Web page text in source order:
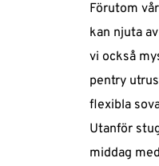
Varmt
Förutom
kan njuta
vi också
pentry
flexibla
Utanför
middag